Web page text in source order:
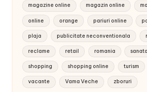
magazine online magazin online
online orange pariuri online
plaja publicitate neconventionala
reclame retail romania
shopping shopping online turism
vacante Vama Veche zboruri